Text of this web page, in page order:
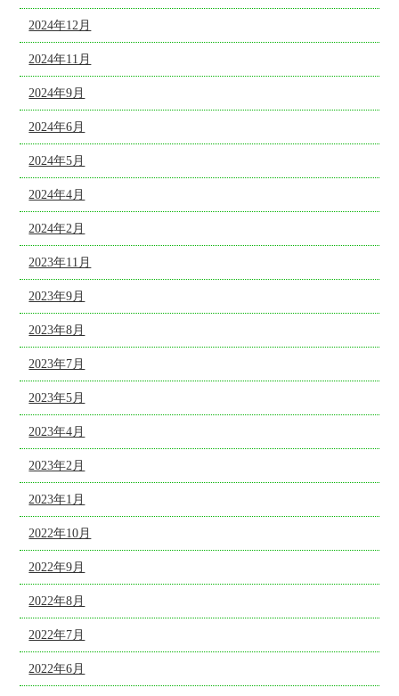
2024年12月
2024年11月
2024年9月
2024年6月
2024年5月
2024年4月
2024年2月
2023年11月
2023年9月
2023年8月
2023年7月
2023年5月
2023年4月
2023年2月
2023年1月
2022年10月
2022年9月
2022年8月
2022年7月
2022年6月